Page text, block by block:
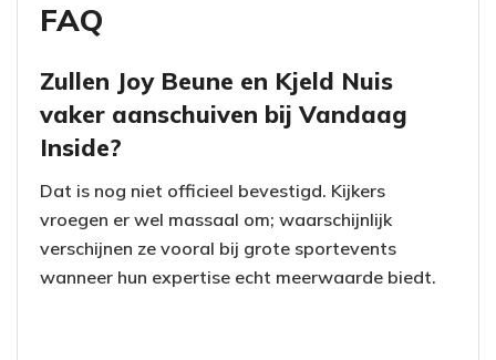
FAQ
Zullen Joy Beune en Kjeld Nuis
vaker aanschuiven bij Vandaag
Inside?
Dat is nog niet officieel bevestigd. Kijkers
vroegen er wel massaal om; waarschijnlijk
verschijnen ze vooral bij grote sportevents
wanneer hun expertise echt meerwaarde biedt.